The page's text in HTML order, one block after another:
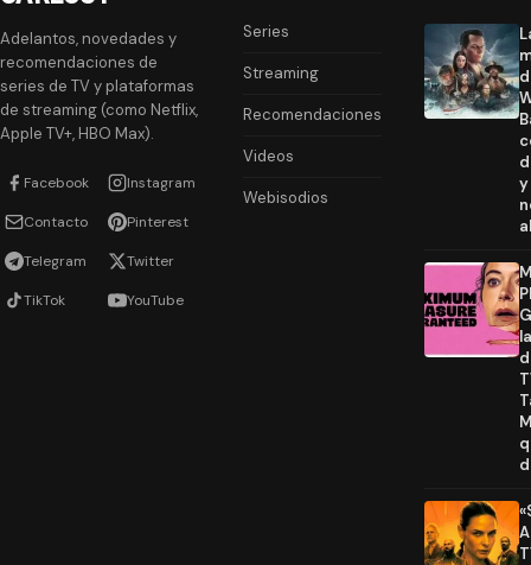
Adelantos, novedades y
recomendaciones de
series de TV y plataformas
de streaming (como Netflix,
Apple TV+, HBO Max).
Facebook Instagram
Contacto Pinterest
Telegram Twitter
TikTok YouTube
Series
Streaming
Recomendaciones
Videos
Webisodios
y